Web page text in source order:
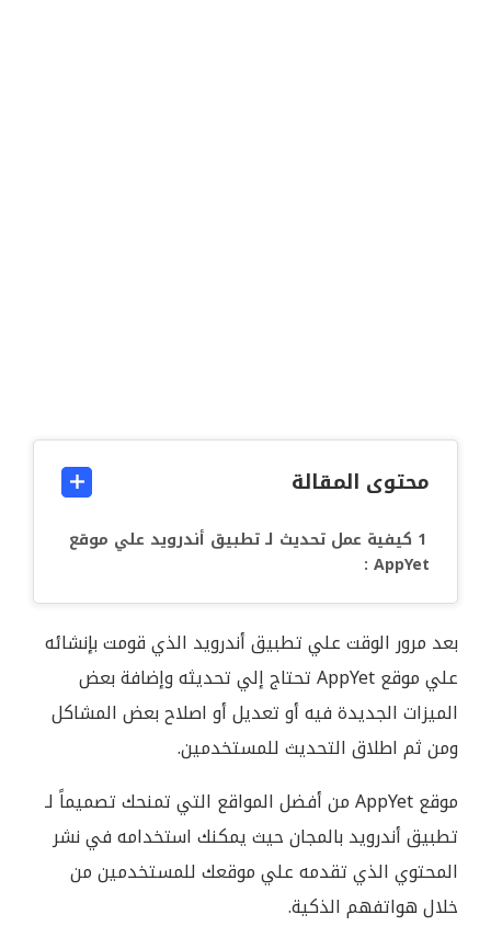
محتوى المقالة
كيفية عمل تحديث لـ تطبيق أندرويد علي موقع
AppYet :
بعد مرور الوقت علي تطبيق أندرويد الذي قومت بإنشائه
علي موقع AppYet تحتاج إلي تحديثه وإضافة بعض
الميزات الجديدة فيه أو تعديل أو اصلاح بعض المشاكل
ومن ثم اطلاق التحديث للمستخدمين.
موقع AppYet من أفضل المواقع التي تمنحك تصميماً لـ
تطبيق أندرويد بالمجان حيث يمكنك استخدامه في نشر
المحتوي الذي تقدمه علي موقعك للمستخدمين من
خلال هواتفهم الذكية.